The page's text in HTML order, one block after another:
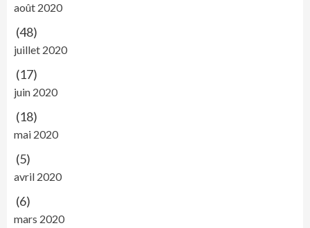
août 2020
(48)
juillet 2020
(17)
juin 2020
(18)
mai 2020
(5)
avril 2020
(6)
mars 2020